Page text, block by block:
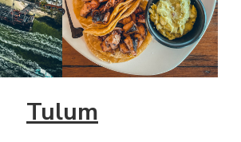
Tulum